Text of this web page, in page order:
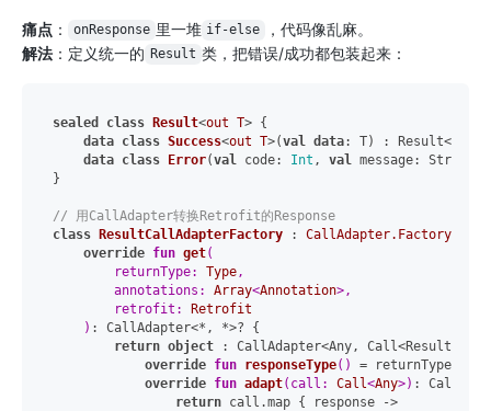
痛点 ： onResponse 里一堆 if-else
，代码像乱麻。
解法 ：定义统一的 Result 类，把错误/成功都包装起来：
sealed class Result<out T> {
data class Success<out T>(val data: T) : Result<T>()
data class Error(val code: Int , val
message: String)
}
// 用CallAdapter转换Retrofit的Response
class ResultCallAdapterFactory : CallAdapter.Factory
override fun get(
        returnType:
Type ,
        annotations:
Array<Annotation>,
        retrofit:
Retrofit
    )
: CallAdapter<*, *>? {
return object : CallAdapter<Any,
override fun responseType()
= returnType
override fun adapt(call: Call<Any>) :
return call.map { response ->